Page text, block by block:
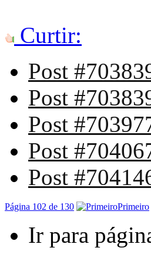
Curtir:
Post
Post
Post
Post
Post
Página 102 de 130 Primeiro
Ir para